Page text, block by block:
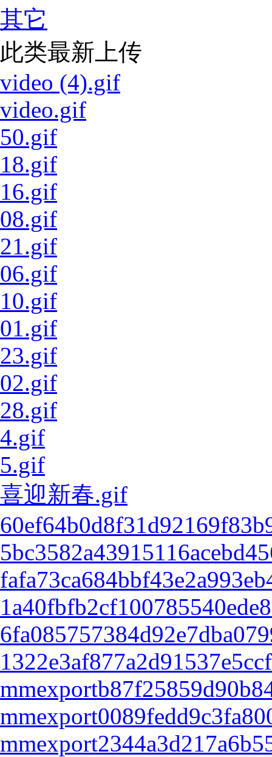
其它
此类最新上传
video (4).gif
video.gif
50.gif
18.gif
16.gif
08.gif
21.gif
06.gif
10.gif
01.gif
23.gif
02.gif
28.gif
4.gif
5.gif
喜迎新春.gif